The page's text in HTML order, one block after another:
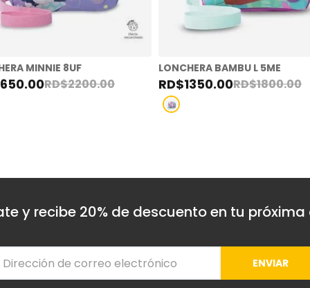
MINNIE 8UF
.00RD$2200.00
LONCHERA BAMBU L 5ME
RD$1350.00RD$1800.00
y recibe 20% de descuento en tu
ENVIAR